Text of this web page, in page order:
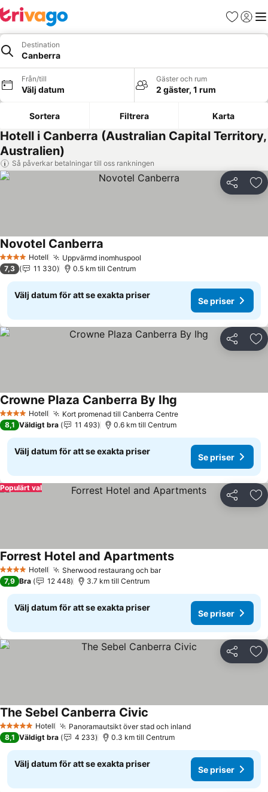
Favoriter
Logga
Destination
Canberra
Från/till
Välj datum
Gäster och rum
2 gäster, 1 rum
Sortera Filtrera Karta
Hotell i Canberra (Australian Capital Territory,
Australien)
Så påverkar betalningar till oss rankningen
Dela
4 StjärnorHotell Uppvärmd inomhuspool
Novotel Canberra
7,3 11 330 0.5 km till Centrum
Välj datum för att se exakta priser
Se priser
Dela
4 StjärnorHotell Kort promenad till Canberra CentreSe priser
Crowne Plaza Canberra By Ihg
8,1 Väldigt bra 11 493 0.6 km till Centrum
Välj datum för att se exakta priser
Se priser
Dela
Populärt val
4 StjärnorHotell Sherwood restaurang och barSe priser
Forrest Hotel and ApartmentsSe priser
7,9 Bra 12 448 3.7 km till Centrum
Välj datum för att se exakta priser
Se priser
Dela
5 Stjärnor Hotell Panoramautsikt över stad och inlandSe priser
The Sebel Canberra Civic
8,1 Väldigt bra 4 233 0.3 km till Centrum
Välj datum för att se exakta priser
Se priser